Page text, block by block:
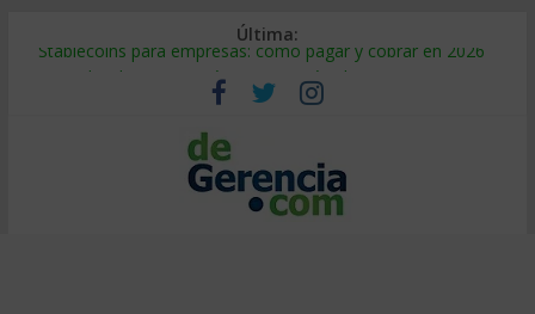
Última:
Stablecoins para empresas: cómo pagar y cobrar en 2026
Despido silencioso: qué es y por qué sale tan caro
IA en selección de personal: cómo auditarla a tiempo
Trabajo forzoso en la cadena de suministro: qué hacer
Mercado hispano de EE. UU.: cómo segmentarlo y venderle